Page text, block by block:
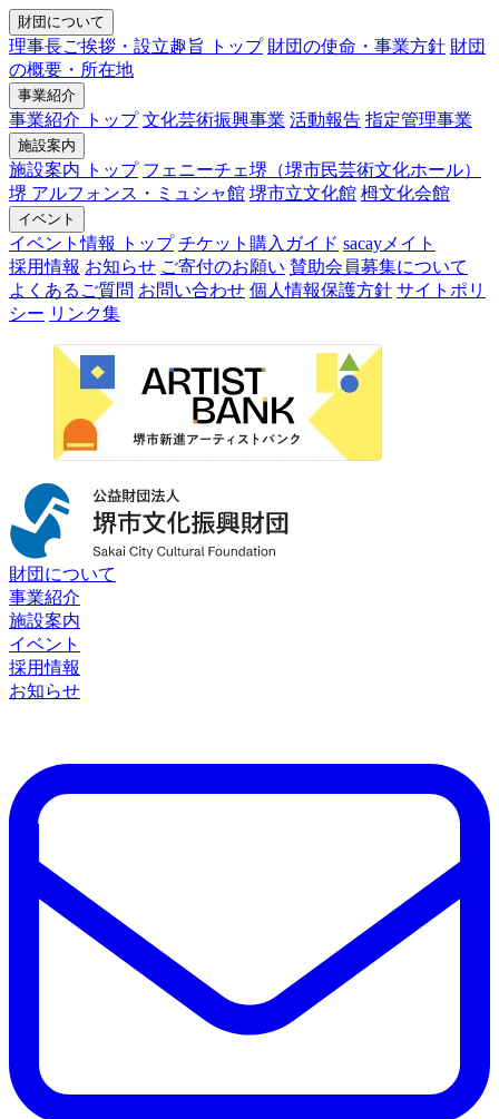
財団について
理事長ご挨拶・設立趣旨 トップ 財団の使命・事業方針 財団
の概要・所在地
事業紹介
事業紹介 トップ 文化芸術振興事業 活動報告 指定管理事業
施設案内
施設案内 トップ フェニーチェ堺（堺市民芸術文化ホール）
堺 アルフォンス・ミュシャ館 堺市立文化館 栂文化会館
イベント
イベント情報 トップ チケット購入ガイド sacayメイト
採用情報 お知らせ ご寄付のお願い 賛助会員募集について
よくあるご質問 お問い合わせ 個人情報保護方針 サイトポリ
シー リンク集
財団について
事業紹介
施設案内
イベント
採用情報
お知らせ